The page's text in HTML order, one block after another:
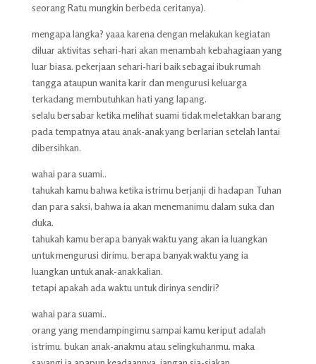
seorang Ratu mungkin berbeda ceritanya).
mengapa langka? yaaa karena dengan melakukan kegiatan
diluar aktivitas sehari-hari akan menambah kebahagiaan yang
luar biasa. pekerjaan sehari-hari baik sebagai ibuk rumah
tangga ataupun wanita karir dan mengurusi keluarga
terkadang membutuhkan hati yang lapang.
selalu bersabar ketika melihat suami tidak meletakkan barang
pada tempatnya atau anak-anak yang berlarian setelah lantai
dibersihkan.
wahai para suami..
tahukah kamu bahwa ketika istrimu berjanji di hadapan Tuhan
dan para saksi, bahwa ia akan menemanimu dalam suka dan
duka.
tahukah kamu berapa banyak waktu yang akan ia luangkan
untuk mengurusi dirimu. berapa banyak waktu yang ia
luangkan untuk anak-anak kalian.
tetapi apakah ada waktu untuk dirinya sendiri?
wahai para suami..
orang yang mendampingimu sampai kamu keriput adalah
istrimu. bukan anak-anakmu atau selingkuhanmu. maka